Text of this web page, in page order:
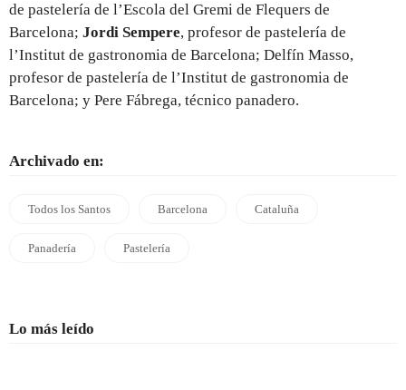
de pastelería de l’Escola del Gremi de Flequers de
Barcelona; Jordi Sempere, profesor de pastelería de
l’Institut de gastronomia de Barcelona; Delfín Masso,
profesor de pastelería de l’Institut de gastronomia de
Barcelona; y Pere Fábrega, técnico panadero.
Archivado en:
Todos los Santos Barcelona Cataluña
Panadería Pastelería
Lo más leído